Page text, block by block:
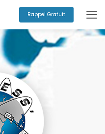
Rappel Gratuit